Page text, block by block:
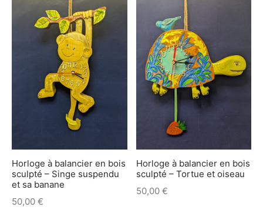
Horloge à balancier en bois
sculpté – Singe suspendu
et sa banane
50,00 €
Horloge à balancier en bois
sculpté – Tortue et oiseau
50,00 €